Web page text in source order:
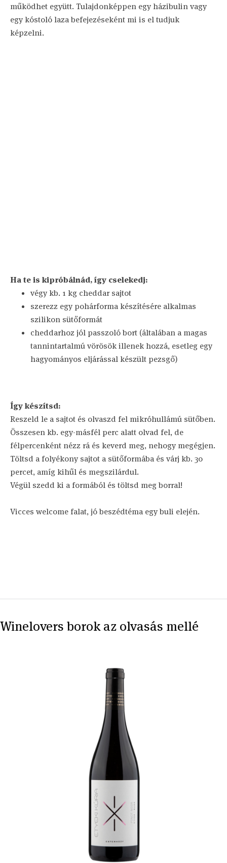
működhet együtt. Tulajdonképpen egy házibulin vagy
egy kóstoló laza befejezéseként mi is el tudjuk
képzelni.
Ha te is kipróbálnád, így cselekedj:
végy kb. 1 kg cheddar sajtot
szerezz egy pohárforma készítésére alkalmas
szilikon sütőformát
cheddarhoz jól passzoló bort (általában a magas
tannintartalmú vörösök illenek hozzá, esetleg egy
hagyományos eljárással készült pezsgő)
Így készítsd:
Reszeld le a sajtot és olvaszd fel mikróhullámú sütőben.
Összesen kb. egy-másfél perc alatt olvad fel, de
félpercenként nézz rá és keverd meg, nehogy megégjen.
Töltsd a folyékony sajtot a sütőformába és várj kb. 30
percet, amíg kihűl és megszilárdul.
Végül szedd ki a formából és töltsd meg borral!
Vicces welcome falat, jó beszédtéma egy buli elején.
Winelovers borok az olvasás mellé